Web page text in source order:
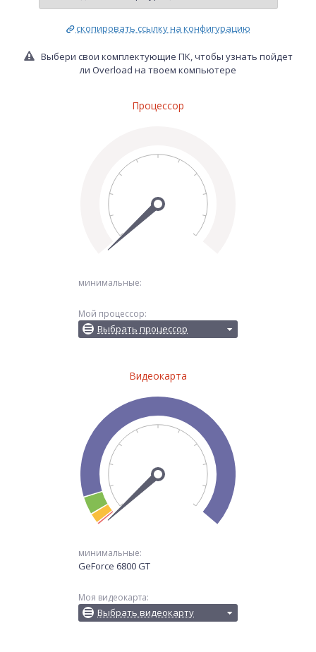
скопировать ссылку на конфигурацию
Выбери свои комплектующие ПК, чтобы узнать пойдет
ли Overload на твоем компьютере
Процессор
минимальные:
Мой процессор:
Выбрать процессор
Видеокарта
минимальные:
GeForce 6800 GT
Моя видеокарта:
Выбрать видеокарту